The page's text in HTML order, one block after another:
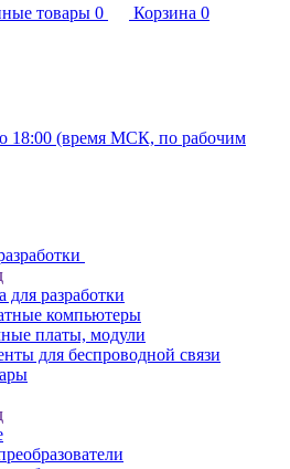
товары 0 Корзина 0
18:00 (время МСК, по рабочим
для разработки
компьютеры
платы, модули
для беспроводной связи